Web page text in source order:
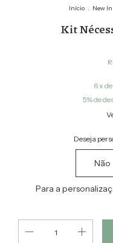
Início . New In
Kit
6 x de
5% de
Deseja
Não
Para a